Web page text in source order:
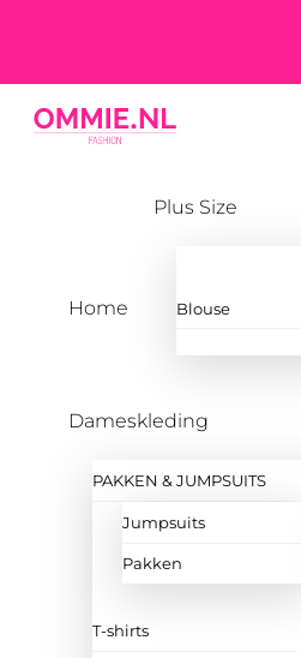
content
Home
Plus Size
Blouse
Dameskleding
PAKKEN & JUMPSUITS
Jumpsuits
Pakken
T-shirts